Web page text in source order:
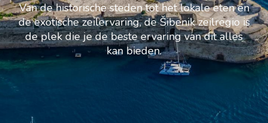
Van de historische steden tot het lokale eten en
de exotische zeilervaring, de Šibenik zeilregio is
de plek die je de beste ervaring van dit alles
kan bieden.